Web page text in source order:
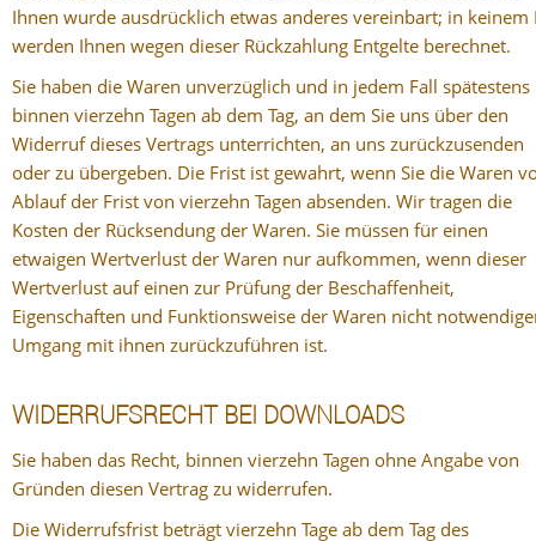
Ihnen wurde ausdrücklich etwas anderes vereinbart; in keinem
werden Ihnen wegen dieser Rückzahlung Entgelte berechnet.
Sie haben die Waren unverzüglich und in jedem Fall spätestens
binnen vierzehn Tagen ab dem Tag, an dem Sie uns über den
Widerruf dieses Vertrags unterrichten, an uns zurückzusenden
oder zu übergeben. Die Frist ist gewahrt, wenn Sie die Waren
Ablauf der Frist von vierzehn Tagen absenden. Wir tragen die
Kosten der Rücksendung der Waren. Sie müssen für einen
etwaigen Wertverlust der Waren nur aufkommen, wenn dieser
Wertverlust auf einen zur Prüfung der Beschaffenheit,
Eigenschaften und Funktionsweise der Waren nicht
Umgang mit ihnen zurückzuführen ist.
WIDERRUFSRECHT BEI DOWNLOADS
Sie haben das Recht, binnen vierzehn Tagen ohne Angabe von
Gründen diesen Vertrag zu widerrufen.
Die Widerrufsfrist beträgt vierzehn Tage ab dem Tag des